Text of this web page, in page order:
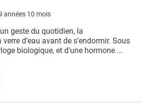
années 10 mois
geste du quotidien, la
d’eau avant de s’endormir. Sous
biologique, et d'une hormone ...